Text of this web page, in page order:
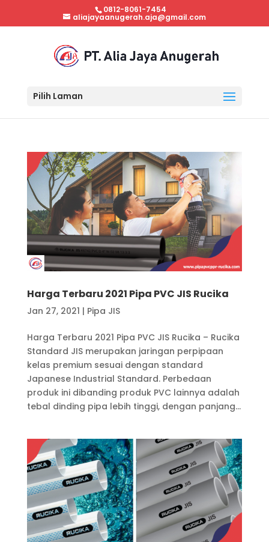
0812-8061-7454
aliajayaanugerah.aja@gmail.com
Pilih Laman
Harga Terbaru 2021 Pipa PVC JIS Rucika
Jan 27, 2021 | Pipa JIS
Harga Terbaru 2021 Pipa PVC JIS Rucika – Rucika
Standard JIS merupakan jaringan perpipaan
kelas premium sesuai dengan standard
Japanese Industrial Standard. Perbedaan
produk ini dibanding produk PVC lainnya adalah
tebal dinding pipa lebih tinggi, dengan panjang...